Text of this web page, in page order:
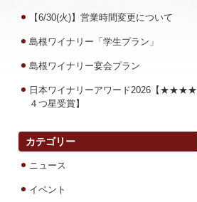
【6/30(火)】営業時間変更について
島根ワイナリー「学生プラン」
島根ワイナリー宴会プラン
日本ワイナリーアワード2026【★★★★
４つ星受賞】
カテゴリー
ニュース
イベント